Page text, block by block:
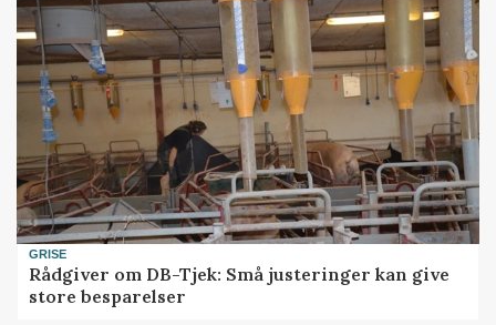
GRISE
Rådgiver om DB-Tjek: Små justeringer kan give
store besparelser